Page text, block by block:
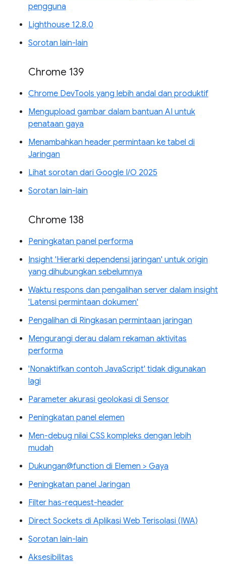
pengguna
Lighthouse 12.8.0
Sorotan lain-lain
Chrome 139
Chrome DevTools yang lebih andal dan produktif
Mengupload gambar dalam bantuan AI untuk
penataan gaya
Menambahkan header permintaan ke tabel di
Jaringan
Lihat sorotan dari Google I/O 2025
Sorotan lain-lain
Chrome 138
Peningkatan panel performa
Insight 'Hierarki dependensi jaringan' untuk origin
yang dihubungkan sebelumnya
Waktu respons dan pengalihan server dalam insight
'Latensi permintaan dokumen'
Pengalihan di Ringkasan permintaan jaringan
Mengurangi derau dalam rekaman aktivitas
performa
'Nonaktifkan contoh JavaScript' tidak digunakan
lagi
Parameter akurasi geolokasi di Sensor
Peningkatan panel elemen
Men-debug nilai CSS kompleks dengan lebih
mudah
Dukungan@function di Elemen > Gaya
Peningkatan panel Jaringan
Filter has-request-header
Direct Sockets di Aplikasi Web Terisolasi (IWA)
Sorotan lain-lain
Aksesibilitas